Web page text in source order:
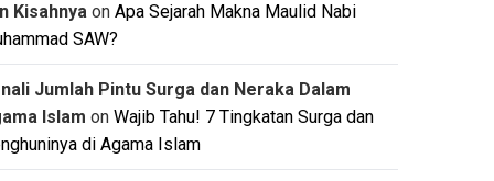
Kisahnya on Apa Sejarah Makna Maulid Nabi
SAW?
Jumlah Pintu Surga dan Neraka Dalam
Islam on Wajib Tahu! 7 Tingkatan Surga dan
di Agama Islam